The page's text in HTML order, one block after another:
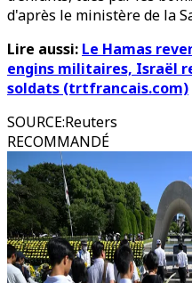
d'après le ministère de la
Lire aussi: Le Hamas
engins militaires, Israël
soldats (trtfrancais.com)
SOURCE:Reuters
RECOMMANDÉ